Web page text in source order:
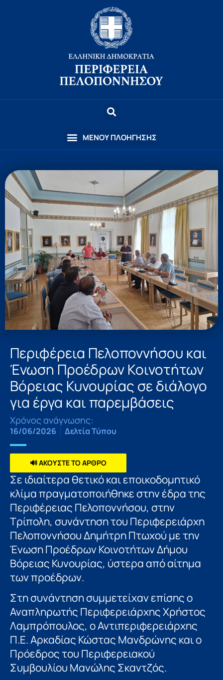
Περιφέρεια Πελοποννήσου και
Ένωση Προέδρων Κοινοτήτων
Βόρειας Κυνουρίας σε διάλογο
για έργα και παρεμβάσεις
Χρόνος ανάγνωσης:
16/06/2026 Δελτία Τύπου
🔊 ΑΚΟΥΣΤΕ ΤΟ ΑΡΘΡΟ
Σε ιδιαίτερα θετικό και εποικοδομητικό
κλίμα πραγματοποιήθηκε στην έδρα της
Περιφέρειας Πελοποννήσου, στην
Τρίπολη, συνάντηση του Περιφερειάρχη
Πελοποννήσου Δημήτρη Πτωχού με την
Ένωση Προέδρων Κοινοτήτων Δήμου
Βόρειας Κυνουρίας, ύστερα από αίτημα
των προέδρων.
Στη συνάντηση συμμετείχαν επίσης ο
Αναπληρωτής Περιφερειάρχης Χρήστος
Λαμπρόπουλος, ο Αντιπεριφερειάρχης
Π.Ε. Αρκαδίας Κώστας Μανδρώνης και ο
Πρόεδρος του Περιφερειακού
Συμβουλίου Μανώλης Σκαντζός.